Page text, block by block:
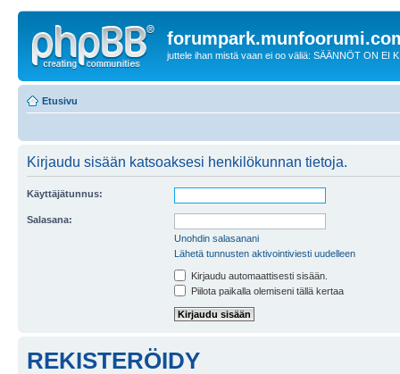
juttele ihan mistä vaan ei oo väliä: SÄÄNNÖT ON EI
Etusivu
Kirjaudu sisään katsoaksesi henkilökunnan tietoja.
Käyttäjätunnus:
Salasana:
Unohdin salasanani
Lähetä tunnusten aktivointiviesti uudelleen
Kirjaudu automaattisesti sisään.
Piilota paikalla olemiseni tällä kertaa
REKISTERÖIDY